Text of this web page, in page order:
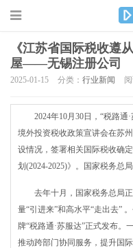
《江苏省国际税收遵
屋——无锡注册公司
2025-01-15 分类： 行业新闻
2024年10月30日，“税路通·
境外投资税收政策宣讲会在苏
设情况，签署相关国际税收确
划(2024-2025)》。国家税务总
去年十月，国家税务总局正
量“引进来”和高水平“走出去”
牌“税路通·苏服达”正式发布。
推动跨部门协同服务，提升国